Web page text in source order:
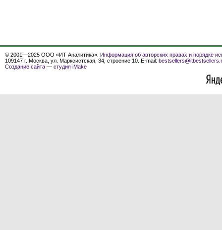
© 2001—2025 ООО «ИТ Аналитика». Информация об авторских правах и порядке
109147 г. Москва, ул. Марксистская, 34, строение 10. E-mail:
Создание сайта — студия iMake